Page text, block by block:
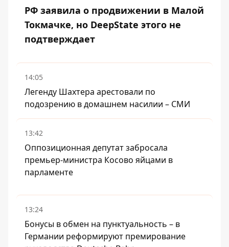
РФ заявила о продвижении в Малой
Токмачке, но DeepState этого не
подтверждает
14:05
Легенду Шахтера арестовали по
подозрению в домашнем насилии – СМИ
13:42
Оппозиционная депутат забросала
премьер-министра Косово яйцами в
парламенте
13:24
Бонусы в обмен на пунктуальность – в
Германии реформируют премирование